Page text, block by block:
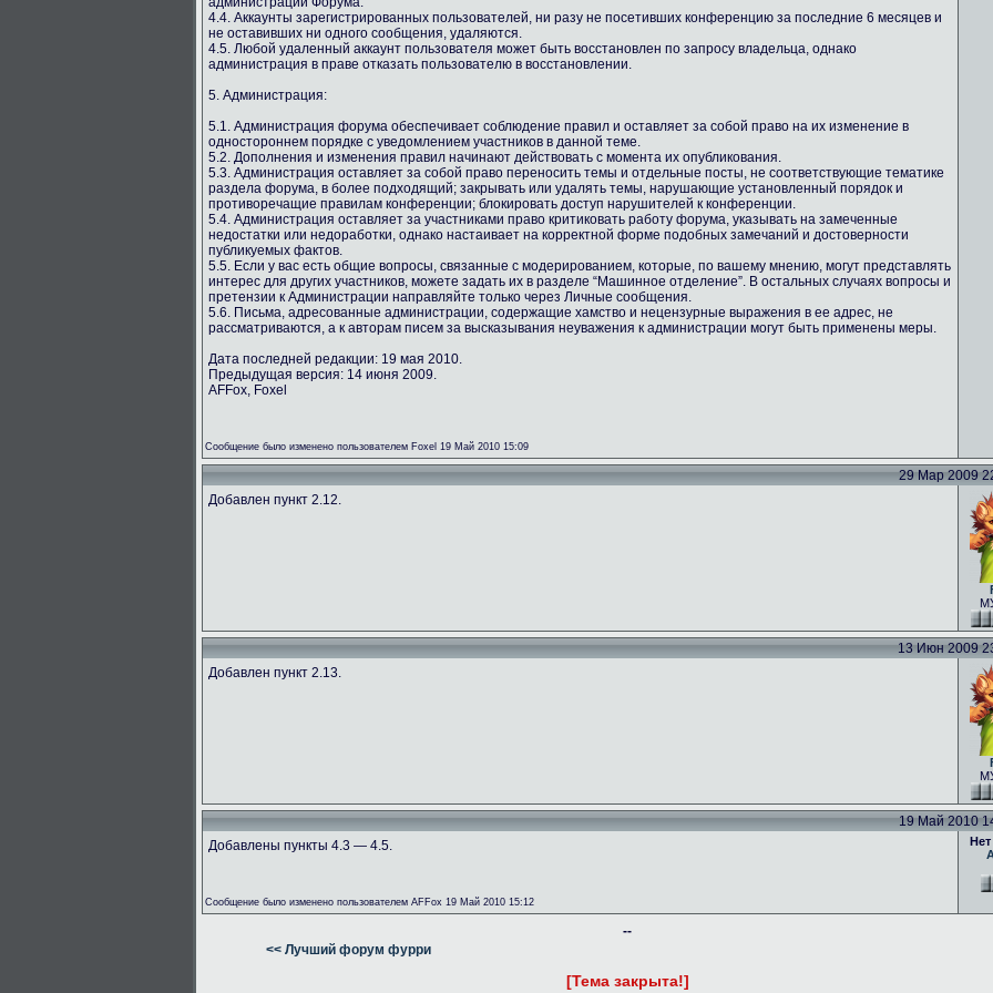
4.4. Аккаунты зарегистрированных пользователей, ни разу не посетивших конференцию за последние 6 месяцев и
не оставивших ни одного сообщения, удаляются.
4.5. Любой удаленный аккаунт пользователя может быть восстановлен по запросу владельца, однако
администрация в праве отказать пользователю в восстановлении.
5. Администрация:
5.1. Администрация форума обеспечивает соблюдение правил и оставляет за собой право на их изменение в
одностороннем порядке с уведомлением участников в данной теме.
5.2. Дополнения и изменения правил начинают действовать с момента их опубликования.
5.3. Администрация оставляет за собой право переносить темы и отдельные посты, не соответствующие тематике
раздела форума, в более подходящий; закрывать или удалять темы, нарушающие установленный порядок и
противоречащие правилам конференции; блокировать доступ нарушителей к конференции.
5.4. Администрация оставляет за участниками право критиковать работу форума, указывать на замеченные
недостатки или недоработки, однако настаивает на корректной форме подобных замечаний и достоверности
публикуемых фактов.
5.5. Если у вас есть общие вопросы, связанные с модерированием, которые, по вашему мнению, могут представлять
интерес для других участников, можете задать их в разделе “Машинное отделение”. В остальных случаях вопросы и
претензии к Администрации направляйте только через Личные сообщения.
5.6. Письма, адресованные администрации, содержащие хамство и нецензурные выражения в ее адрес, не
рассматриваются, а к авторам писем за высказывания неуважения к администрации могут быть применены меры.
Дата последней редакции: 19 мая 2010.
Предыдущая версия: 14 июня 2009.
AFFox, Foxel
Сообщение было изменено пользователем Foxel 19 Май 2010 15:09
29 Мар 2009
Добавлен пункт 2.12.
13 Июн 2009
Добавлен пункт 2.13.
19 Май 2010
Добавлены пункты 4.3 — 4.5.
Сообщение было изменено пользователем AFFox 19 Май 2010 15:12
Нет
--
<< Лучший форум фурри
[Тема закрыта!]